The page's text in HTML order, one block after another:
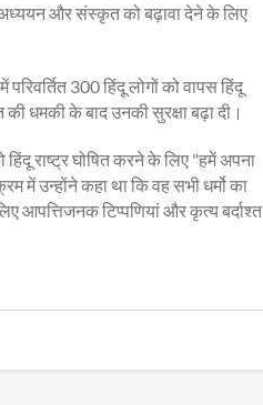
अध्ययन और संस्कृत को बढ़ावा देने के लिए
300 हिंदू लोगों को वापस हिंदू
धमकी के बाद उनकी सुरक्षा बढ़ा दी।
राष्ट्र घोषित करने के लिए "हमें अपना
में उन्होंने कहा था कि वह सभी धर्मो का
आपत्तिजनक टिप्पणियां और कृत्य बर्दाश्त